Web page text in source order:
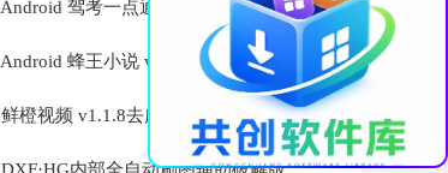
Android 驾考一点通 v13.9.2解锁会员版
Android 蜂王小说 v1.2.7.9无广告纯净版
鲜橙视频 v1.1.8去广告纯净版